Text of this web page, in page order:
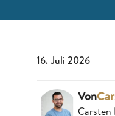
16. Juli 2026
Von
Carsten